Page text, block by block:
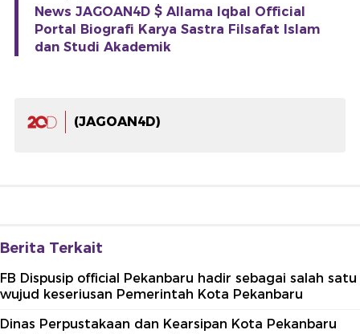
News JAGOAN4D $ Allama Iqbal Official
Portal Biografi Karya Sastra Filsafat Islam
dan Studi Akademik
(JAGOAN4D)
Berita Terkait
FB Dispusip official Pekanbaru hadir sebagai salah satu
wujud keseriusan Pemerintah Kota Pekanbaru
Dinas Perpustakaan dan Kearsipan Kota Pekanbaru